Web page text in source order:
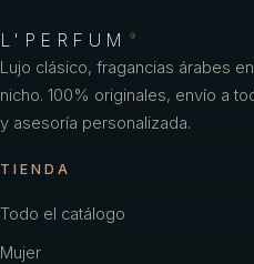
L'PERFUM ®
Lujo clásico, fragancias árabes
nicho. 100% originales, envío a
y asesoría personalizada.
TIENDA
Todo el catálogo
Mujer